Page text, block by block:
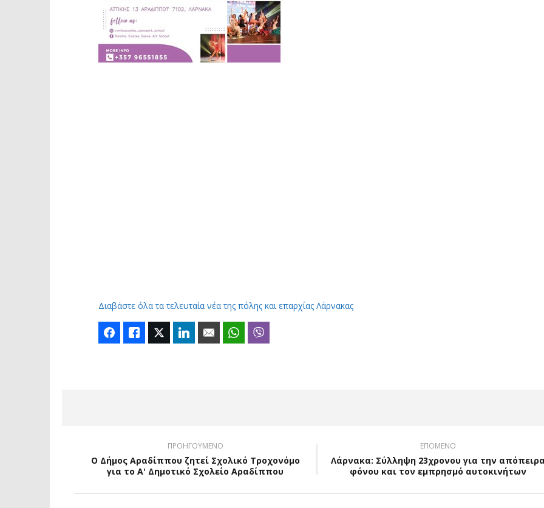
Διαβάστε όλα τα τελευταία νέα της πόλης και επαρχίας Λάρνακας
FacebookLike Twitter LinkedIn Email WhatsApp
ΠΡΟΗΓΟΥΜΕΝΟ
Ο Δήμος Αραδίππου ζητεί Σχολικό Τροχονόμο
για το Α' Δημοτικό Σχολείο Αραδίππου
ΕΠΟΜΕΝΟ
Λάρνακα: Σύλληψη 23χρονου για την
φόνου και τον εμπρησμό αυτοκινήτων